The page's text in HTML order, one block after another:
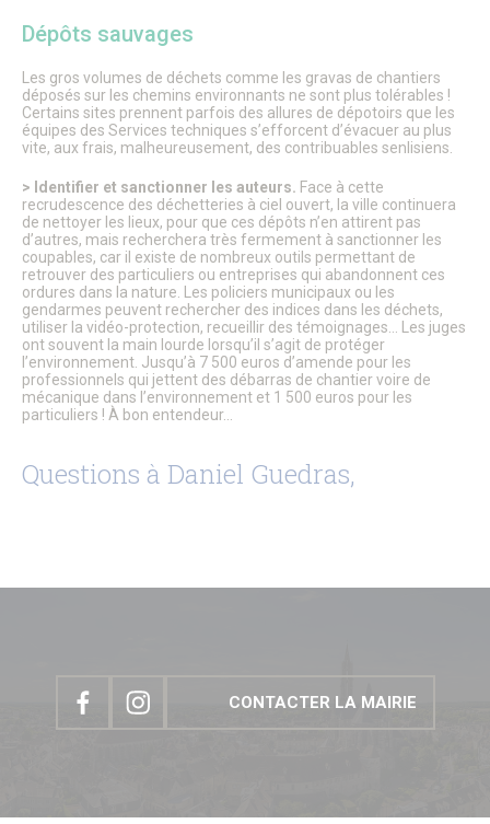
Dépôts sauvages
Les gros volumes de déchets comme les gravas de chantiers
déposés sur les chemins environnants ne sont plus tolérables !
Certains sites prennent parfois des allures de dépotoirs que les
équipes des Services techniques s’efforcent d’évacuer au plus
vite, aux frais, malheureusement, des contribuables senlisiens.
> Identifier et sanctionner les auteurs. Face à cette
recrudescence des déchetteries à ciel ouvert, la ville continuera
de nettoyer les lieux, pour que ces dépôts n’en attirent pas
d’autres, mais recherchera très fermement à sanctionner les
coupables, car il existe de nombreux outils permettant de
retrouver des particuliers ou entreprises qui abandonnent ces
ordures dans la nature. Les policiers municipaux ou les
gendarmes peuvent rechercher des indices dans les déchets,
utiliser la vidéo-protection, recueillir des témoignages… Les juges
ont souvent la main lourde lorsqu’il s’agit de protéger
l’environnement. Jusqu’à 7 500 euros d’amende pour les
professionnels qui jettent des débarras de chantier voire de
mécanique dans l’environnement et 1 500 euros pour les
particuliers ! À bon entendeur…
Questions à Daniel Guedras,
CONTACTER LA MAIRIE